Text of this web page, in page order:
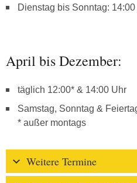
Dienstag bis Sonntag:
April bis Dezember:
täglich 12:00* & 14:00 Uhr
Samstag, Sonntag &
* außer montags
Weitere Termine